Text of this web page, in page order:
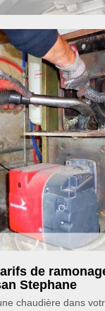
de
Stephane
chaudière dans